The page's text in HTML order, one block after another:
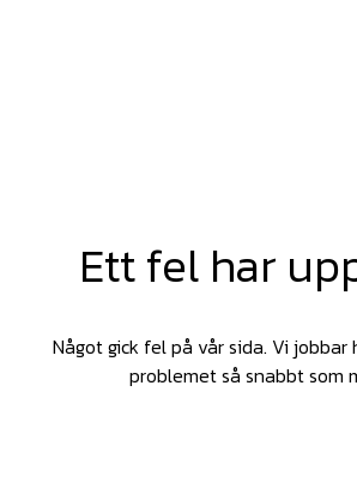
Ett fel har
Något gick fel på vår sida. Vi
problemet så snabbt som